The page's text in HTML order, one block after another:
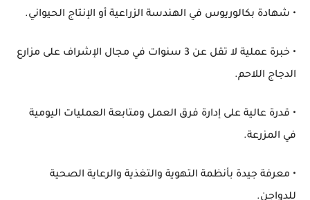
• شهادة بكالوريوس في الهندسة الزراعية أو الإنتاج الحيواني.
• خبرة عملية لا تقل عن 3 سنوات في مجال الإشراف على مزارع
الدجاج اللاحم.
• قدرة عالية على إدارة فرق العمل ومتابعة العمليات اليومية
في المزرعة.
• معرفة جيدة بأنظمة التهوية والتغذية والرعاية الصحية
للدواجن.